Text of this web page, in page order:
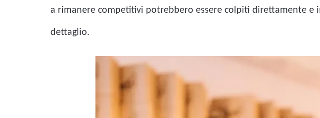
a rimanere competitivi potrebbero essere colpiti direttamente
dettaglio.